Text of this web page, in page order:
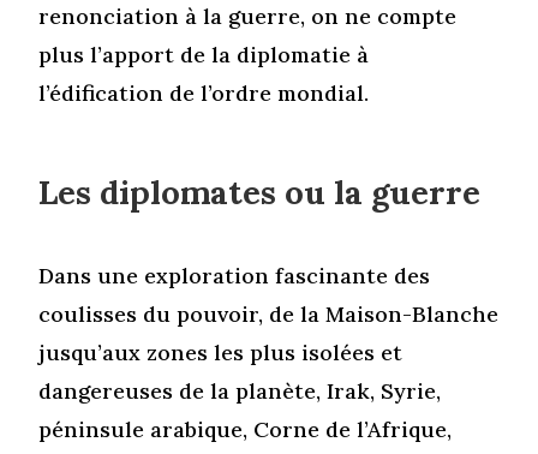
renonciation à la guerre, on ne compte
plus l’apport de la diplomatie à
l’édification de l’ordre mondial.
Les diplomates ou la guerre
Dans une exploration fascinante des
coulisses du pouvoir, de la Maison-Blanche
jusqu’aux zones les plus isolées et
dangereuses de la planète, Irak, Syrie,
péninsule arabique, Corne de l’Afrique,